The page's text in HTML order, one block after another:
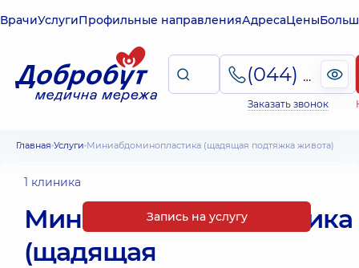
ВрачиУслугиПрофильные направленияАдресаЦены
(044) 495-2-888
Заказать звонок
Главная Услуги Миниабдоминопластика (щадящая подтяжка живота)
1 клиника
Миниабдоминопластика
(щадящая
Запись на услугу